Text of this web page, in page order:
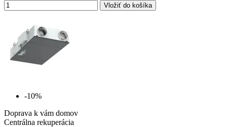
Vložiť do košíka
-10%
Doprava k vám domov
Centrálna rekuperácia